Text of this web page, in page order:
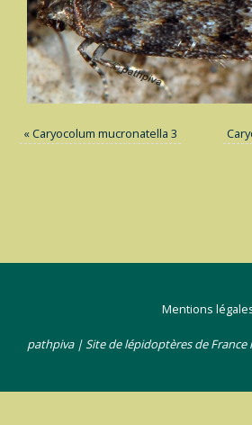
«Caryocolum mucronatella 3
Mentions
pathpiva | Site de lépidoptères de France